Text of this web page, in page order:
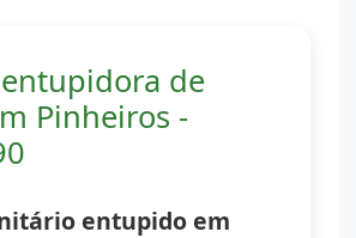
de
Pinheiros -
entupido em